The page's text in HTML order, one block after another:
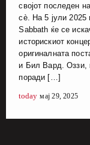
својот последен
сè. На 5 јули
Sabbath ќе се
историскиот
оригиналната
и Бил Вард. Оззи,
поради […]
today мај 29, 2025